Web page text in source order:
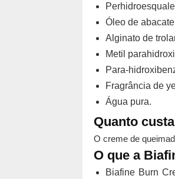
Óleo de abacate
Alginato de
Metil
Para-
Fragrância de
Água pura.
Quanto
O creme de
O que a
Biafine Burn